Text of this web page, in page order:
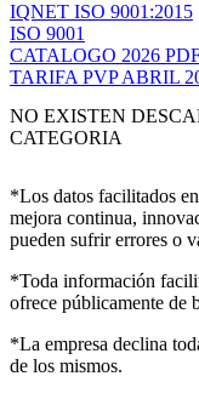
IQNET ISO 9001:2015
ISO 9001
CATALOGO 2026
TARIFA PVP ABRIL
NO EXISTEN
CATEGORIA
*Los datos facilitados
mejora continua,
pueden sufrir errores o
*Toda información
ofrece públicamente de
*La empresa declina
de los mismos.